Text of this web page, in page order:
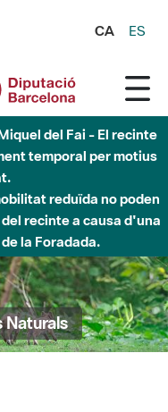
CA ES
del Fai - El recinte
temporal per motius
reduïda no poden
recinte a causa d'una
la Foradada.
Naturals